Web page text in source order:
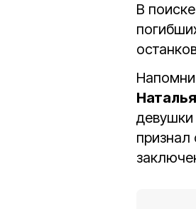
В
девушки
признал